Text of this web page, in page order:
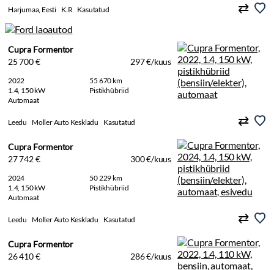
Harjumaa, Eesti K.R Kasutatud
Cupra Formentor
25 700 €
297 €/kuus
2022
55 670 km
1.4, 150 kW
Pistikhübriid
Automaat
Leedu Moller Auto Keskladu Kasutatud
Cupra Formentor
27 742 €
300 €/kuus
2024
50 229 km
1.4, 150 kW
Pistikhübriid
Automaat
Leedu Moller Auto Keskladu Kasutatud
Cupra Formentor
26 410 €
286 €/kuus